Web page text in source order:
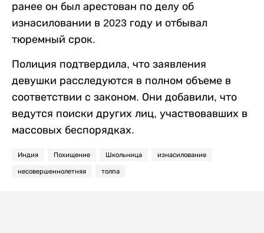
ранее он был арестован по делу об
изнасиловании в 2023 году и отбывал
тюремный срок.
Полиция подтвердила, что заявления
девушки расследуются в полном объеме в
соответствии с законом. Они добавили, что
ведутся поиски других лиц, участвовавших в
массовых беспорядках.
Индия Похищение Школьница изнасилование
несовершеннолетняя толпа